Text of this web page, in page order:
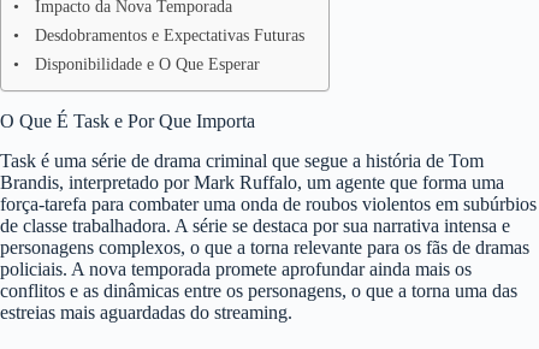
Impacto da Nova Temporada
Desdobramentos e Expectativas Futuras
Disponibilidade e O Que Esperar
O Que É Task e Por Que Importa
Task é uma série de drama criminal que segue a história de Tom
Brandis, interpretado por Mark Ruffalo, um agente que forma uma
força-tarefa para combater uma onda de roubos violentos em subúrbios
de classe trabalhadora. A série se destaca por sua narrativa intensa e
personagens complexos, o que a torna relevante para os fãs de dramas
policiais. A nova temporada promete aprofundar ainda mais os
conflitos e as dinâmicas entre os personagens, o que a torna uma das
estreias mais aguardadas do streaming.